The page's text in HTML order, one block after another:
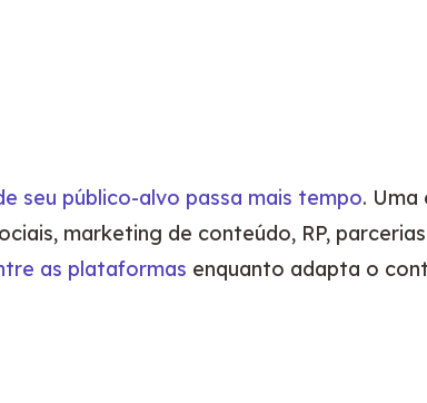
seu público-alvo passa mais tempo
marketing de conteúdo, RP,
as plataformas enquanto adapta o